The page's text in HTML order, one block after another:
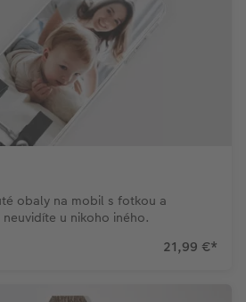
obaly na mobil s fotkou a
u nikoho iného.
21,99 €*